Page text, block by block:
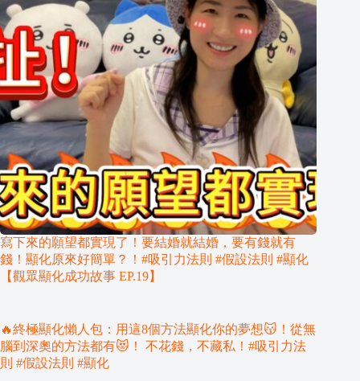
寫下來的願望都實現了！要結婚就結婚，要有錢就有
錢！顯化原來好簡單？！#吸引力法則 #假設法則 #顯化
【觀眾顯化成功故事 EP.19】
🔥終極顯化懶人包：用這8個方法顯化你的夢想😽！從無
腦到深奧的方法都有😻！ 不花錢，不藏私！#吸引力法
則 #假設法則 #顯化